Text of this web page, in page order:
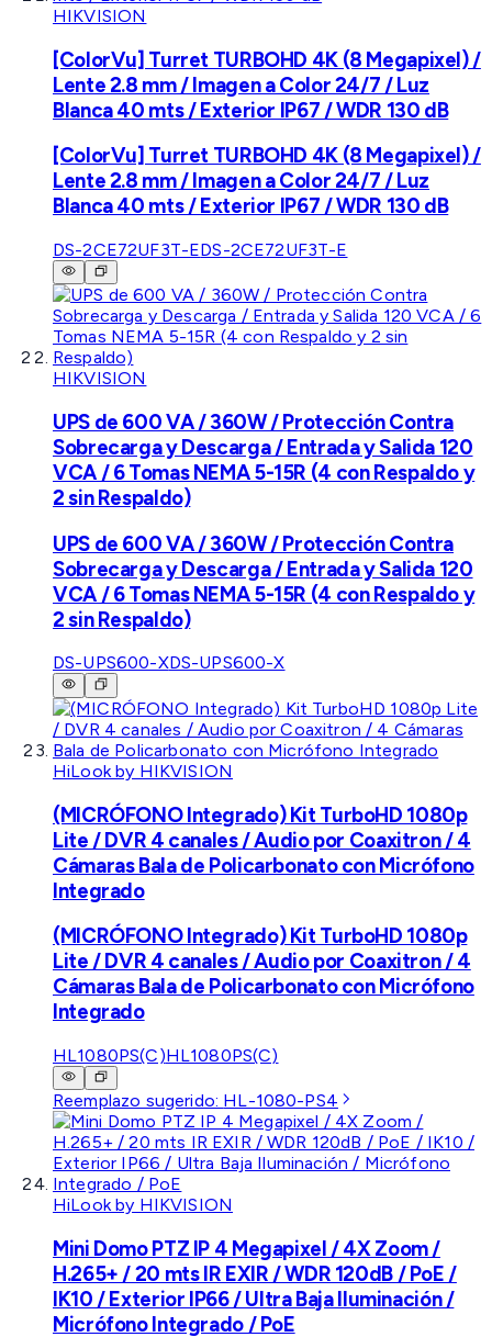
HIKVISION
[ColorVu] Turret TURBOHD 4K (8 Megapixel) /
Lente 2.8 mm / Imagen a Color 24/7 / Luz
Blanca 40 mts / Exterior IP67 / WDR 130 dB
[ColorVu] Turret TURBOHD 4K (8 Megapixel) /
Lente 2.8 mm / Imagen a Color 24/7 / Luz
Blanca 40 mts / Exterior IP67 / WDR 130 dB
DS-2CE72UF3T-EDS-2CE72UF3T-E
HIKVISION
UPS de 600 VA / 360W / Protección Contra
Sobrecarga y Descarga / Entrada y Salida 120
VCA / 6 Tomas NEMA 5-15R (4 con Respaldo y
2 sin Respaldo)
UPS de 600 VA / 360W / Protección Contra
Sobrecarga y Descarga / Entrada y Salida 120
VCA / 6 Tomas NEMA 5-15R (4 con Respaldo y
2 sin Respaldo)
DS-UPS600-XDS-UPS600-X
HiLook by HIKVISION
(MICRÓFONO Integrado) Kit TurboHD 1080p
Lite / DVR 4 canales / Audio por Coaxitron / 4
Cámaras Bala de Policarbonato con Micrófono
Integrado
(MICRÓFONO Integrado) Kit TurboHD 1080p
Lite / DVR 4 canales / Audio por Coaxitron / 4
Cámaras Bala de Policarbonato con Micrófono
Integrado
HL1080PS(C)HL1080PS(C)
Reemplazo sugerido: HL-1080-PS4
HiLook by HIKVISION
Mini Domo PTZ IP 4 Megapixel / 4X Zoom /
H.265+ / 20 mts IR EXIR / WDR 120dB / PoE /
IK10 / Exterior IP66 / Ultra Baja Iluminación /
Micrófono Integrado / PoE